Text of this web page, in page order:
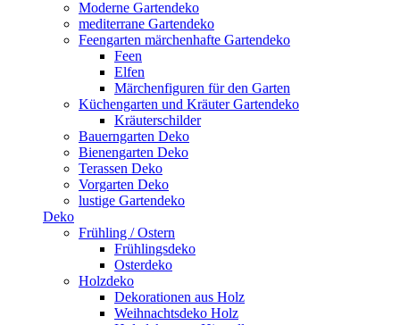
Moderne Gartendeko
mediterrane Gartendeko
Feengarten märchenhafte Gartendeko
Feen
Elfen
Märchenfiguren für den Garten
Küchengarten und Kräuter Gartendeko
Kräuterschilder
Bauerngarten Deko
Bienengarten Deko
Terassen Deko
Vorgarten Deko
lustige Gartendeko
Deko
Frühling / Ostern
Frühlingsdeko
Osterdeko
Holzdeko
Dekorationen aus Holz
Weihnachtsdeko Holz